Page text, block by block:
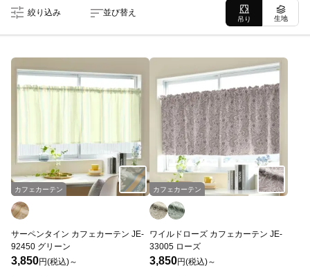
絞り込み 並び替え
吊り 生地
カフェカーテン
サーペンタイン カフェカーテン JE-
92450 グリーン
3,850円(税込)～
カフェカーテン
ワイルドローズ カフェカーテン JE-
33005 ローズ
3,850円(税込)～